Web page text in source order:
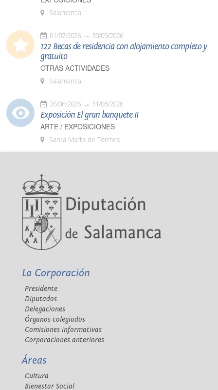
Salamanca
01/07/2026 30/09/2026
122 Becas de residencia con alojamiento completo y
gratuito
OTRAS ACTIVIDADES
Salamanca
26/06/2026 31/08/2026
Exposición El gran banquete II
ARTE / EXPOSICIONES
Santa Marta de Tormes
La Corporación
Presidente
Diputados
Delegaciones
Órganos colegiados
Comisiones informativas
Corporaciones anteriores
Áreas
Cultura
Bienestar Social